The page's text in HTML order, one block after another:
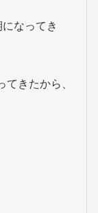
なってき
きたから、